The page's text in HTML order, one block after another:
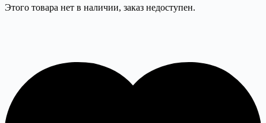
Этого товара нет в наличии, заказ недоступен.